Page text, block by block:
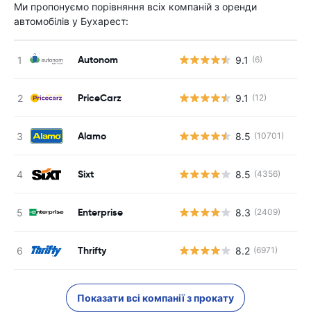
Ми пропонуємо порівняння всіх компаній з оренди
автомобілів у Бухарест:
Autonom 9.1 (6)
PriceCarz 9.1 (12)
Alamo 8.5 (10701)
Sixt 8.5 (4356)
Enterprise 8.3 (2409)
Thrifty 8.2 (6971)
Показати всі компанії з прокату